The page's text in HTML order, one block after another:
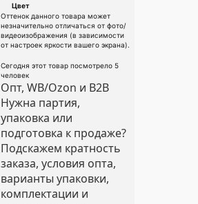
Цвет
Оттенок данного товара может
незначительно отличаться от фото/
видеоизображения (в зависимости
от настроек яркости вашего экрана).
Сегодня этот товар посмотрело 5
человек
Опт, WB/Ozon и B2B
Нужна партия,
упаковка или
подготовка к продаже?
Подскажем кратность
заказа, условия опта,
варианты упаковки,
комплектации и